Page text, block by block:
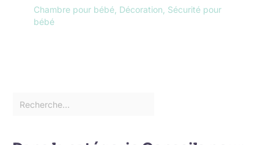
Chambre pour bébé Décoration Sécurité pour
bébé